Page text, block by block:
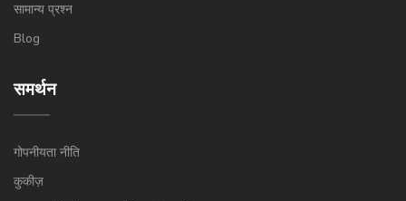
सामान्य प्रश्न
Blog
समर्थन
गोपनीयता नीति
कुकीज़